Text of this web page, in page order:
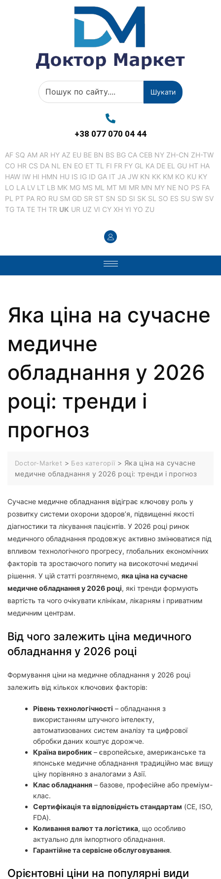
Шукати
+38 077 070 04 44
AF SQ AM AR HY AZ EU BE BN BS BG CA CEB NY ZH-CN ZH-TW
CO HR CS DA NL EN EO ET TL FI FR FY GL KA DE EL GU HT HA
HAW IW HI HMN HU IS IG ID GA IT JA JW KN KK KM KO KU KY
LO LA LV LT LB MK MG MS ML MT MI MR MN MY NE NO PS FA
PL PT PA RO RU SM GD SR ST SN SD SI SK SL SO ES SU SW SV
TG TA TE TH TR UK UR UZ VI CY XH YI YO ZU
Яка ціна на сучасне
медичне
обладнання у 2026
році: тренди і
прогноз
Doctor-Market > Без категорії> Яка ціна на сучасне
медичне обладнання у 2026 році: тренди і прогноз
Сучасне медичне обладнання відіграє ключову роль у
розвитку системи охорони здоров’я, підвищенні якості
діагностики та лікування пацієнтів. У 2026 році ринок
медичного обладнання продовжує активно змінюватися під
впливом технологічного прогресу, глобальних економічних
факторів та зростаючого попиту на високоточні медичні
рішення. У цій статті розглянемо, яка ціна на сучасне
медичне обладнання у 2026 році, які тренди формують
вартість та чого очікувати клінікам, лікарням і приватним
медичним центрам.
Від чого залежить ціна медичного
обладнання у 2026 році
Формування ціни на медичне обладнання у 2026 році
залежить від кількох ключових факторів:
Рівень технологічності – обладнання з
використанням штучного інтелекту,
автоматизованих систем аналізу та цифрової
обробки даних коштує дорожче.
Країна виробник – європейське, американське та
японське медичне обладнання традиційно має вищу
ціну порівняно з аналогами з Азії.
Клас обладнання – базове, професійне або преміум-
клас.
Сертифікація та відповідність стандартам (CE, ISO,
FDA).
Коливання валют та логістика, що особливо
актуально для імпортного обладнання.
Гарантійне та сервісне обслуговування.
Орієнтовні ціни на популярні види